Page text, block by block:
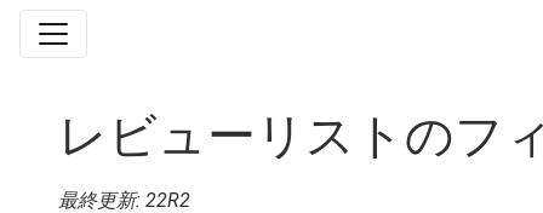
レビューリストのフ
最終更新: 22R2